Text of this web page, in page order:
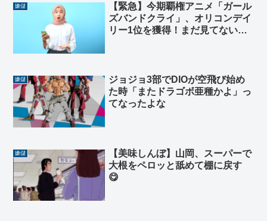
嫌儲
【緊急】今期覇権アニメ「ガール
ズバンドクライ」、オリコンデイ
リー1位を獲得！まだ見てないや
嫌儲
ジョジョ3部でDIOが空飛び始め
た時「またドラゴボ亜種かよ」っ
てなったよな
嫌儲
【美味しんぼ】山岡、スーパーで
大根をペロッと舐めて棚に戻す
😋